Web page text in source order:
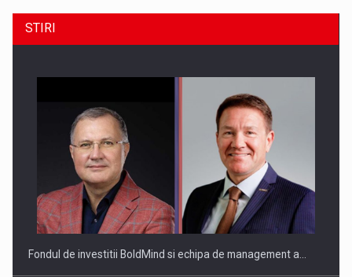
ROOTED IN ROMANIA, BUILT TO DELIVER TECHNOLOGY FOR
THE…
STIRI
Fondul de investitii BoldMind si echipa de management a…